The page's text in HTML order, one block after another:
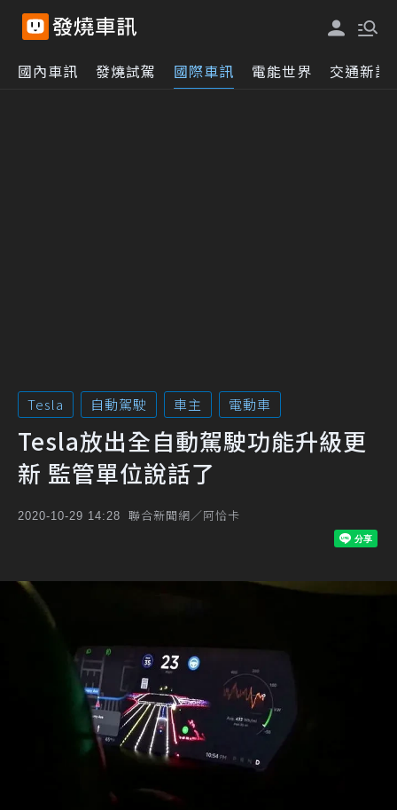
國內車訊 發燒試駕 國際車訊 電能世界 交通新訊
Tesla 自動駕駛 車主 電動車
Tesla放出全自動駕駛功能升級更
新 監管單位說話了
2020-10-29 14:28 聯合新聞網／阿恰卡